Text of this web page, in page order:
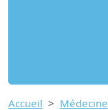
Accueil
Médecine